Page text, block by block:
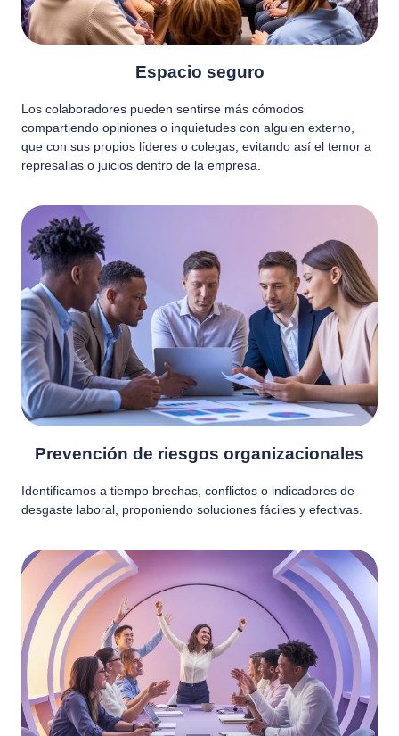
Espacio seguro
Los colaboradores pueden sentirse más cómodos
compartiendo opiniones o inquietudes con alguien externo,
que con sus propios líderes o colegas, evitando así el temor a
represalias o juicios dentro de la empresa.
Prevención de riesgos organizacionales
Identificamos a tiempo brechas, conflictos o indicadores de
desgaste laboral, proponiendo soluciones fáciles y efectivas.